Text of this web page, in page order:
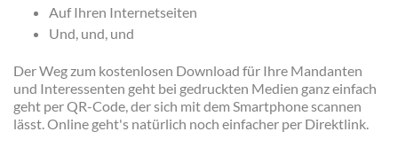
Auf Ihren Internetseiten
Und, und, und
Der Weg zum kostenlosen Download für Ihre Mandanten
und Interessenten geht bei gedruckten Medien ganz einfach
geht per QR-Code, der sich mit dem Smartphone scannen
lässt. Online geht's natürlich noch einfacher per Direktlink.